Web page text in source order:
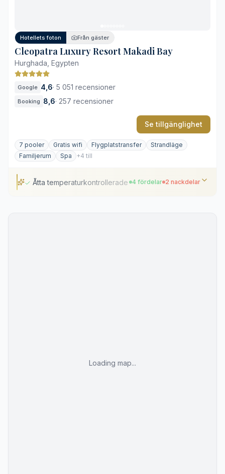
Hotellets foton Från gäster
Cleopatra Luxury Resort Makadi Bay
Hurghada, Egypten
Google 4,6· 5 051 recensioner
Booking 8,6· 257 recensioner
Se tillgänglighet
7 pooler Gratis wifi Flygplatstransfer
Strandläge
Familjerum
Spa +4 till
Åtta temperaturkontrollerade utomhuspooler
4 fördelar 2 nackdelar
Loading map...